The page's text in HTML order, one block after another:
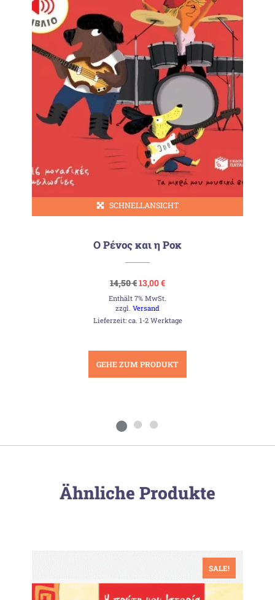
SCHNELLANSICHT
Ο Ρένος και η Ροκ
14,50€Ursprünglicher
Preis
war:
14,50 €
13,00€Aktueller
ist:
Enthält 7% MwSt.
zzgl.Versand
Lieferzeit: ca. 1-2 Werktage
GEHE ZUM PRODUKT
Ähnliche Produkte
SALE!